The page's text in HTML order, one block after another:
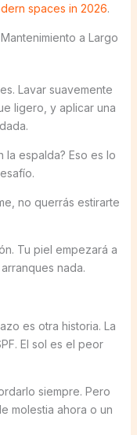
spaces in 2026.
a Largo
Lavar suavemente
ligero, y aplicar una
la espalda? Eso es lo
no querrás estirarte
Tu piel empezará a
nada.
es otra historia. La
El sol es el peor
siempre. Pero
molestia ahora o un